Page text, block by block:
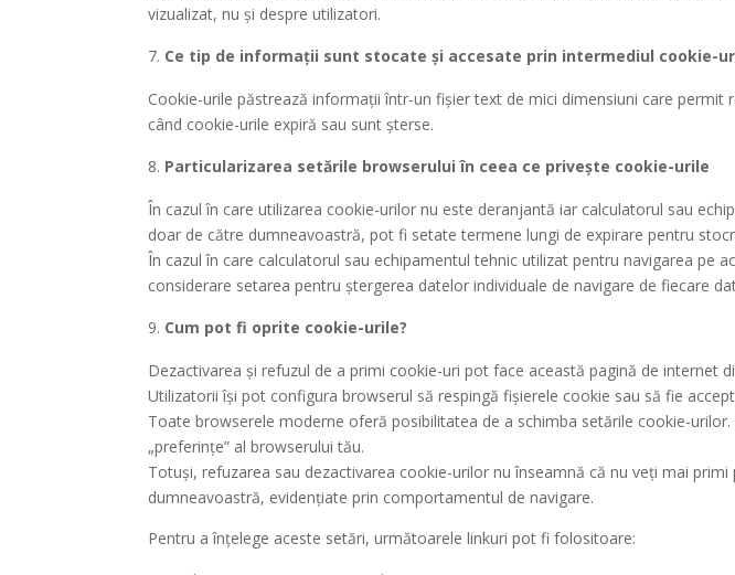
vizualizat, nu și despre utilizatori.
Ce tip de informații sunt stocate și accesate prin intermediul cookie-
Cookie-urile păstrează informații într-un fișier text de mici dimensiuni care
când cookie-urile expiră sau sunt șterse.
Particularizarea setările browserului în ceea ce privește cookie-urile
În cazul în care utilizarea cookie-urilor nu este deranjantă iar calculatorul sau
doar de către dumneavoastră, pot fi setate termene lungi de expirare pentru
În cazul în care calculatorul sau echipamentul tehnic utilizat pentru navigarea
considerare setarea pentru ștergerea datelor individuale de navigare de fiecare
Cum pot fi oprite cookie-urile?
Dezactivarea și refuzul de a primi cookie-uri pot face această pagină de internet
Utilizatorii își pot configura browserul să respingă fișierele cookie sau să fie
Toate browserele moderne oferă posibilitatea de a schimba setările cookie-
„preferințe” al browserului tău.
Totuși, refuzarea sau dezactivarea cookie-urilor nu înseamnă că nu veți mai
dumneavoastră, evidențiate prin comportamentul de navigare.
Pentru a înțelege aceste setări, următoarele linkuri pot fi folositoare: